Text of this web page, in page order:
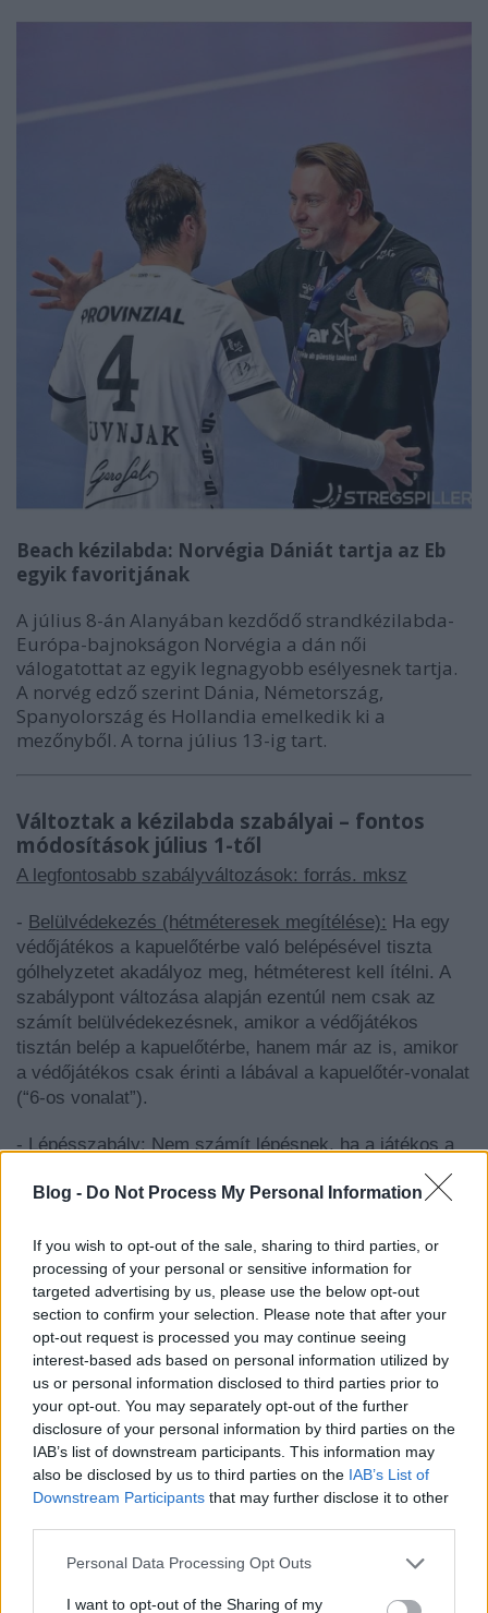
Blog - Do Not Process My Personal Information
If you wish to opt-out of the sale, sharing to third parties, or
processing of your personal or sensitive information for
targeted advertising by us, please use the below opt-out
section to confirm your selection. Please note that after your
opt-out request is processed you may continue seeing
interest-based ads based on personal information utilized by
us or personal information disclosed to third parties prior to
your opt-out. You may separately opt-out of the further
disclosure of your personal information by third parties on the
IAB’s list of downstream participants. This information may
also be disclosed by us to third parties on the IAB’s List of
Downstream Participants that may further disclose it to other
Please note that this website/app uses one or more Google
not limited to your visit or usage behaviour. You may click to
Personal Data Processing Opt Outs
I want to opt-out of the Sharing of my
Beach kézilabda: Norvégia Dániát tartja az Eb
egyik favoritjának
A július 8-án Alanyában kezdődő strandkézilabda-
Európa-bajnokságon Norvégia a dán női
válogatottat az egyik legnagyobb esélyesnek tartja.
A norvég edző szerint Dánia, Németország,
Spanyolország és Hollandia emelkedik ki a
mezőnyből. A torna július 13-ig tart.
Változtak a kézilabda szabályai – fontos
módosítások július 1-től
A legfontosabb szabályváltozások: forrás. mksz
- Belülvédekezés (hétméteresek megítélése): Ha egy
védőjátékos a kapuelőtérbe való belépésével tiszta
gólhelyzetet akadályoz meg, hétméterest kell ítélni. A
szabálypont változása alapján ezentúl nem csak az
számít belülvédekezésnek, amikor a védőjátékos
tisztán belép a kapuelőtérbe, hanem már az is, amikor
a védőjátékos csak érinti a lábával a kapuelőtér-vonalat
(“6-os vonalat”).
- Lépésszabály: Nem számít lépésnek, ha a játékos a
társától kapott, levegőben elfogott labdával az egyik
lábát, vagy egyszerre mindkét lábát a talajra helyezi (0.
igaz abban az esetben is, ha labdavezetés után a
játékos a levegőben fogja meg a labdát.
Büntetések fejlövés esetén: Ha a kapust hétméteres
dobásnál, vagy a védőjátékost időntúli szabaddobásnál
fejen lőtték, az eddig a vétkes játékos kizárását (piros
lap) vonta maga után. Ezentúl a büntetés mindkét
esetben azonnali időleges kiállítás (2 perces büntetés).
Kezdődobás elvégzése: A kezdődobáshoz a
játékvezetői sípszó akkor adtahó meg, ha
a játékos